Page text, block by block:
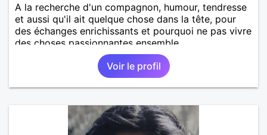
A la recherche d'un compagnon, humour, tendresse
et aussi qu'il ait quelque chose dans la tête, pour
des échanges enrichissants et pourquoi ne pas vivre
des choses passionnantes ensemble...
Voir le profil